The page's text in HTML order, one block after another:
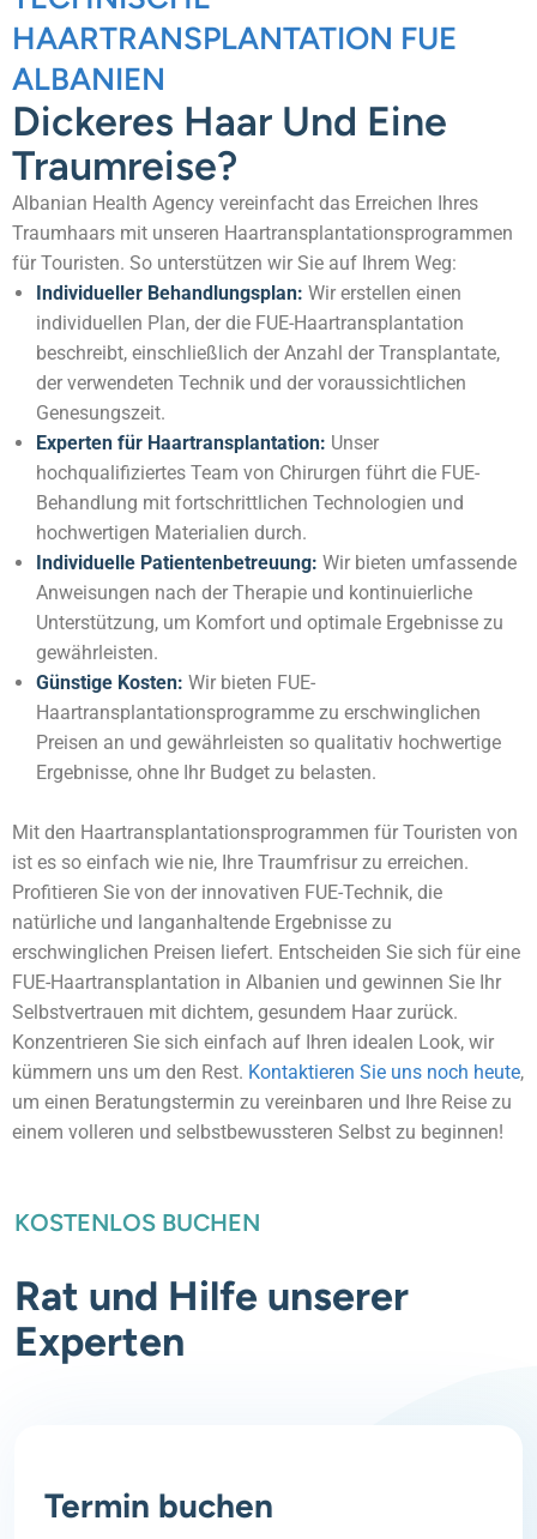
HAARTRANSPLANTATION FUE
ALBANIEN
Dickeres Haar Und Eine
Traumreise?
Albanian Health Agency vereinfacht das Erreichen Ihres
Traumhaars mit unseren Haartransplantationsprogrammen
für Touristen. So unterstützen wir Sie auf Ihrem Weg:
Individueller Behandlungsplan: Wir erstellen einen
individuellen Plan, der die FUE-Haartransplantation
beschreibt, einschließlich der Anzahl der Transplantate,
der verwendeten Technik und der voraussichtlichen
Genesungszeit.
Experten für Haartransplantation: Unser
hochqualifiziertes Team von Chirurgen führt die FUE-
Behandlung mit fortschrittlichen Technologien und
hochwertigen Materialien durch.
Individuelle Patientenbetreuung: Wir bieten umfassende
Anweisungen nach der Therapie und kontinuierliche
Unterstützung, um Komfort und optimale Ergebnisse zu
gewährleisten.
Günstige Kosten: Wir bieten FUE-
Haartransplantationsprogramme zu erschwinglichen
Preisen an und gewährleisten so qualitativ hochwertige
Ergebnisse, ohne Ihr Budget zu belasten.
Mit den Haartransplantationsprogrammen für Touristen von
ist es so einfach wie nie, Ihre Traumfrisur zu erreichen.
Profitieren Sie von der innovativen FUE-Technik, die
natürliche und langanhaltende Ergebnisse zu
erschwinglichen Preisen liefert. Entscheiden Sie sich für eine
FUE-Haartransplantation in Albanien und gewinnen Sie Ihr
Selbstvertrauen mit dichtem, gesundem Haar zurück.
Konzentrieren Sie sich einfach auf Ihren idealen Look, wir
kümmern uns um den Rest. Kontaktieren Sie uns noch heute,
um einen Beratungstermin zu vereinbaren und Ihre Reise zu
einem volleren und selbstbewussteren Selbst zu beginnen!
KOSTENLOS BUCHEN
Rat und Hilfe unserer
Experten
Termin buchen